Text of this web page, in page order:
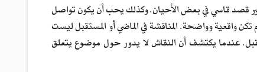
قصد قاسي في بعض الأحيان. وكذلك يحب أن يكون تواصل
واقعية وواضحة. المناقشة في الماضي أو المستقبل ليست
عندما يكتشف أن النقاش لا يدور حول موضوع يتعلق